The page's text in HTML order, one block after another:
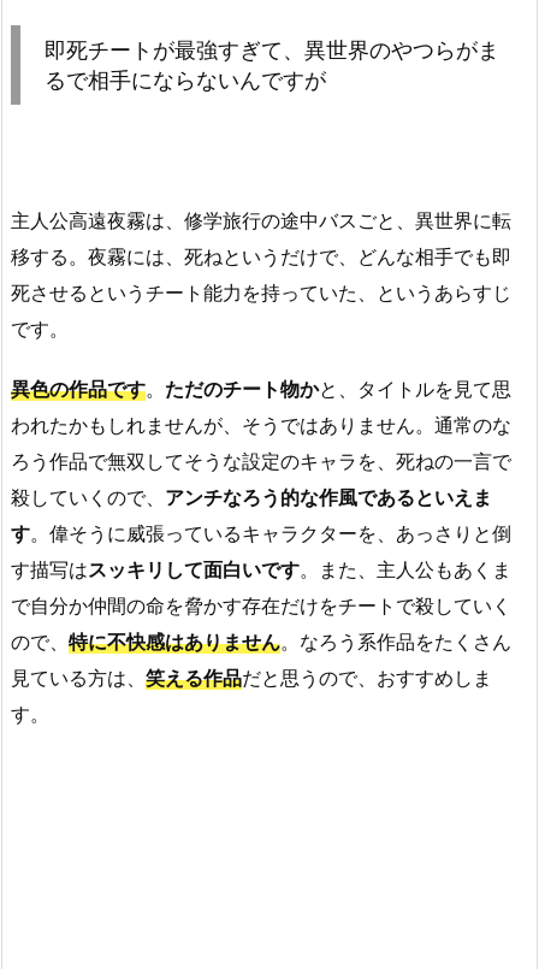
即死チートが最強すぎて、異世界のやつらがま
るで相手にならないんですが
主人公高遠夜霧は、修学旅行の途中バスごと、異世界に転
移する。夜霧には、死ねというだけで、どんな相手でも即
死させるというチート能力を持っていた、というあらすじ
です。
異色の作品です。 ただのチート物かと、タイトルを見て思
われたかもしれませんが、そうではありません。通常のな
ろう作品で無双してそうな設定のキャラを、死ねの一言で
殺していくので、 アンチなろう的な作風であるといえま
す。偉そうに威張っているキャラクターを、あっさりと倒
す描写はスッキリして面白いです。また、主人公もあくま
で自分か仲間の命を脅かす存在だけをチートで殺していく
ので、 特に不快感はありません。なろう系作品をたくさん
見ている方は、 笑える作品だと思うので、おすすめしま
す。